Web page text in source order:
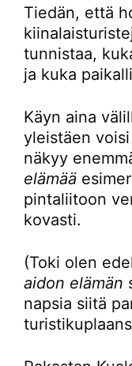
Tiedän, että
tunnistaa,
ja kuka
Käyn aina
yleistäen
näkyy
elämää
pintaliitoon
kovasti.
(Toki olen
aidon elämän
napsia siitä